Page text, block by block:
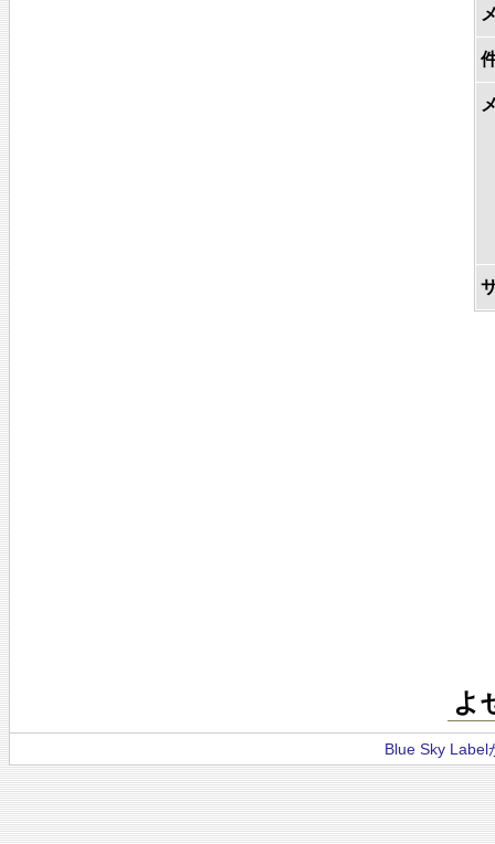
よ
Blue Sky Label